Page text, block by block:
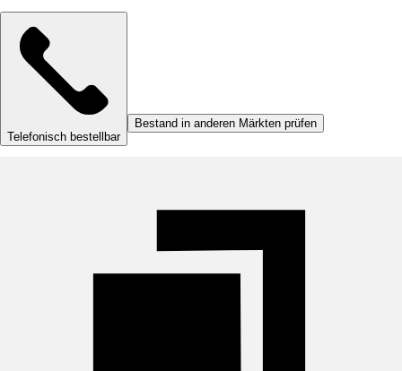
Telefonisch bestellbar
Bestand in anderen Märkten prüfen